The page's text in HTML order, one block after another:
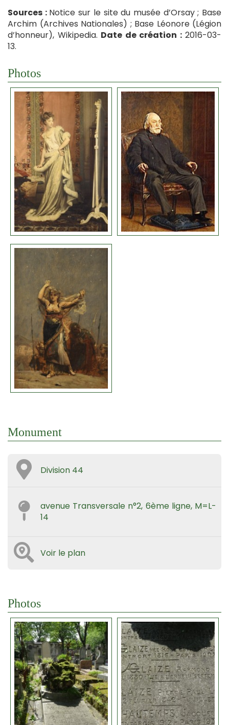
Sources : Notice sur le site du musée d’Orsay ; Base
Archim (Archives Nationales) ; Base Léonore (Légion
d’honneur), Wikipedia. Date de création :2016-03-
13.
Photos
Monument
Division 44
avenue Transversale n°2, 6ème ligne, M=L-
14
Voir le plan
Photos